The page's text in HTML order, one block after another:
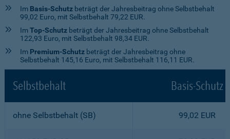
Im Basis-Schutz beträgt der Jahresbeitrag ohne Selbstbehalt
99,02 Euro, mit Selbstbehalt 79,22 EUR.
ImTop-Schutz beträgt der Jahresbeitrag ohne Selbstbehalt
122,93 Euro, mit Selbstbehalt 98,34 EUR.
Im Premium-Schutz beträgt der Jahresbeitrag ohne
Selbstbehalt 145,16 Euro, mit Selbstbehalt 116,11 EUR.
Selbstbehalt Basis-Schutz
ohne Selbstbehalt (SB) 99,02 EUR